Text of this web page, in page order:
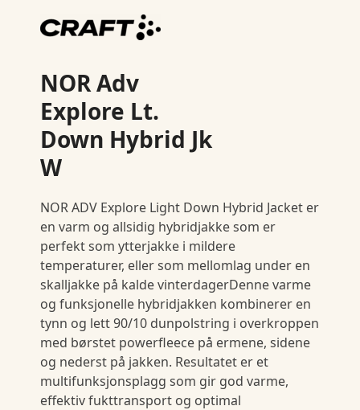
NOR Adv
Explore Lt.
Down Hybrid Jk
W
NOR ADV Explore Light Down Hybrid Jacket er
en varm og allsidig hybridjakke som er
perfekt som ytterjakke i mildere
temperaturer, eller som mellomlag under en
skalljakke på kalde vinterdagerDenne varme
og funksjonelle hybridjakken kombinerer en
tynn og lett 90/10 dunpolstring i overkroppen
med børstet powerfleece på ermene, sidene
og nederst på jakken. Resultatet er et
multifunksjonsplagg som gir god varme,
effektiv fukttransport og optimal